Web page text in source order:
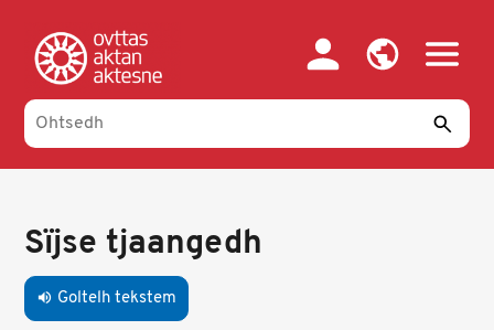
main
content
tabs
Sïjse tjaangedh
volume_up Goltelh tekstem